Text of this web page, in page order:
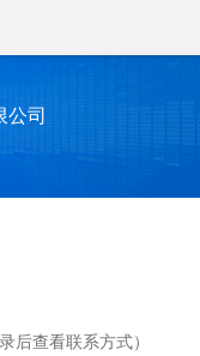
公司
查看联系方式）